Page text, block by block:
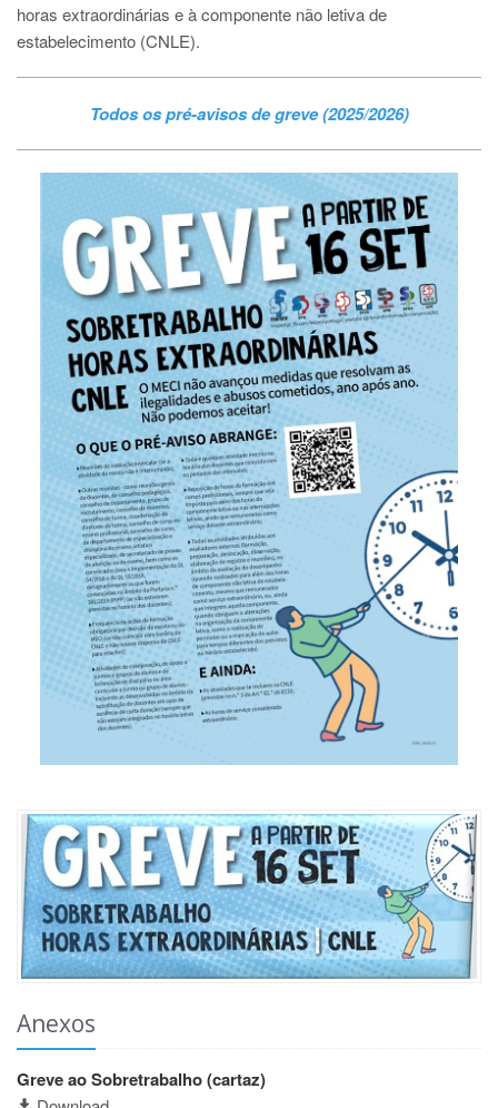
horas extraordinárias e à componente não letiva de
estabelecimento (CNLE).
Todos os pré-avisos de greve (2025/2026)
Anexos
Greve ao Sobretrabalho (cartaz)